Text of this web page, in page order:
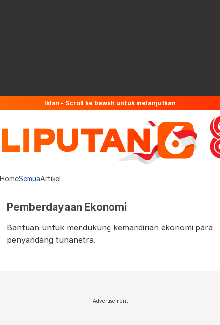
Iklan - Scroll ke bawah untuk melanjutkan
HomeSemuaArtikel
Pemberdayaan Ekonomi
Bantuan untuk mendukung kemandirian ekonomi para
penyandang tunanetra.
Advertisement